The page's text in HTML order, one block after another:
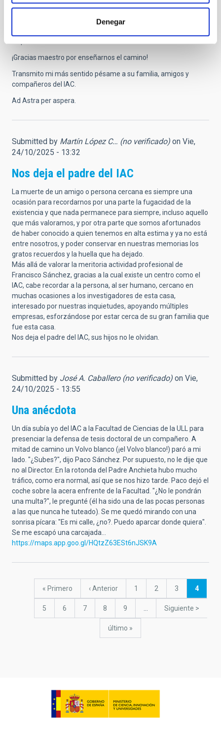
Denegar
situar a Canarias y a España en la primera línea de la
investigación astrofísica internacional. Tu legado perdurará en
¡Gracias maestro por enseñarnos el camino!
Transmito mi más sentido pésame a su familia, amigos y
compañeros del IAC.
Ad Astra per aspera.
Submitted by Martín López C… (no verificado) on Vie,
24/10/2025 - 13:32
Nos deja el padre del IAC
La muerte de un amigo o persona cercana es siempre una
ocasión para recordarnos por una parte la fugacidad de la
existencia y que nada permanece para siempre, incluso aquello
que más valoramos, y por otra parte que somos afortunados
de haber conocido a quien tenemos en alta estima y ya no está
entre nosotros, y poder conservar en nuestras memorias los
gratos recuerdos y la huella que ha dejado.
Más allá de valorar la meritoria actividad profesional de
Francisco Sánchez, gracias a la cual existe un centro como el
IAC, cabe recordar a la persona, al ser humano, cercano en
muchas ocasiones a los investigadores de esta casa,
interesado por nuestras inquietudes, apoyando múltiples
empresas, esforzándose por estar cerca de su gran familia que
fue esta casa.
Nos deja el padre del IAC, sus hijos no le olvidan.
Submitted by José A. Caballero (no verificado) on Vie,
24/10/2025 - 13:55
Una anécdota
Un día subía yo del IAC a la Facultad de Ciencias de la ULL para
presenciar la defensa de tesis doctoral de un compañero. A
mitad de camino un Volvo blanco (¡el Volvo blanco!) paró a mi
lado. "¿Subes?", dijo Paco Sánchez. Por supuesto, no le dije que
no al Director. En la rotonda del Padre Anchieta hubo mucho
tráfico, como era normal, así que se nos hizo tarde. Paco dejó el
coche sobre la acera enfrente de la Facultad. "¿No le pondrán
una multa?", le pregunté (él ha sido una de las pocas personas
a las que nunca he tuteado). Se me quedó mirando con una
sonrisa pícara: "Es mi calle, ¿no?. Puedo aparcar donde quiera".
Se me escapó una carcajada...
https://maps.app.goo.gl/HQtzZ63ESt6nJSK9A
PaginaciónPrimera
« Primero
Página
‹ Anterior Página
1 Página
2 Página
3
Página
4
Página
5 Página
6 Página
7 Página
8 Página
9 …
Siguiente
Siguiente >
última
último »